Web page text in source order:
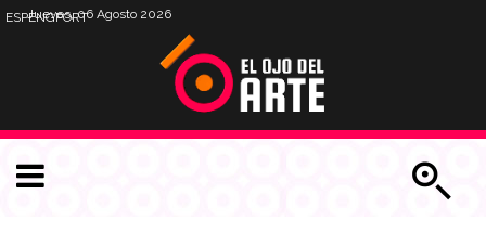
Jueves, 06 Agosto 2026
ESPENGPORT